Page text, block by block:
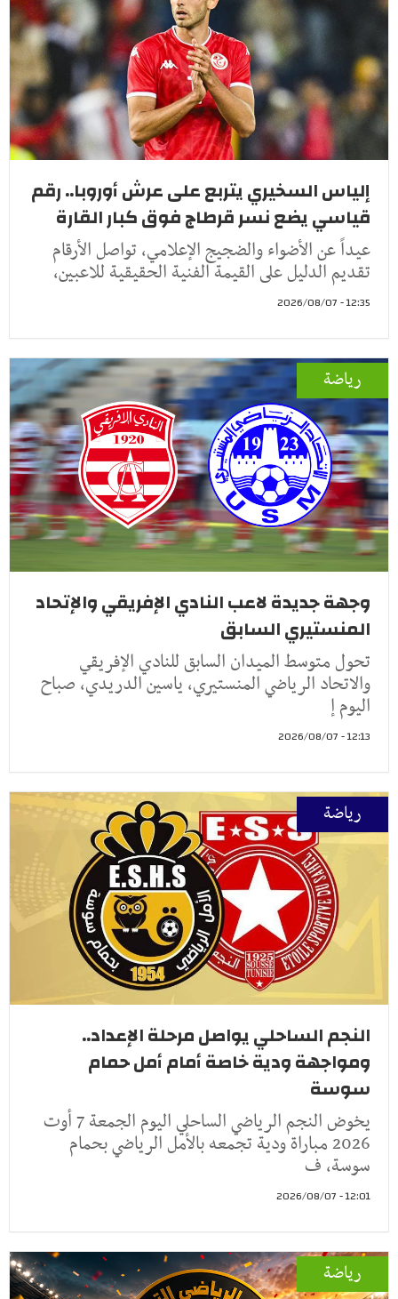
إلياس السخيري يتربع على عرش أوروبا.. رقم
قياسي يضع نسر قرطاج فوق كبار القارة
عيداً عن الأضواء والضجيج الإعلامي، تواصل الأرقام
تقديم الدليل على القيمة الفنية الحقيقية للاعبين،
12:35 - 2026/08/07
رياضة
وجهة جديدة لاعب النادي الإفريقي والإتحاد
المنستيري السابق
تحول متوسط الميدان السابق للنادي الإفريقي
والاتحاد الرياضي المنستيري، ياسين الدريدي، صباح
اليوم إ
12:13 - 2026/08/07
رياضة
النجم الساحلي يواصل مرحلة الإعداد..
ومواجهة ودية خاصة أمام أمل حمام
سوسة
يخوض النجم الرياضي الساحلي اليوم الجمعة 7 أوت
2026 مباراة ودية تجمعه بالأمل الرياضي بحمام
سوسة، ف
12:01 - 2026/08/07
رياضة